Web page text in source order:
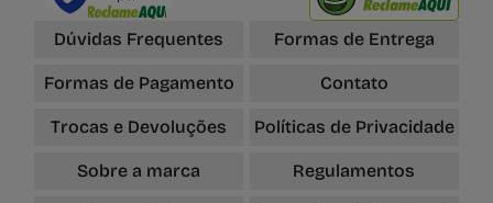
Dúvidas Frequentes Formas de Entrega
Formas de Pagamento Contato
Trocas e Devoluções Políticas de Privacidade
Sobre a marca Regulamentos